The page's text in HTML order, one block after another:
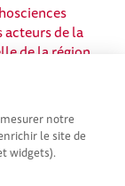
notre
le site de
widgets).
de la
de la région.